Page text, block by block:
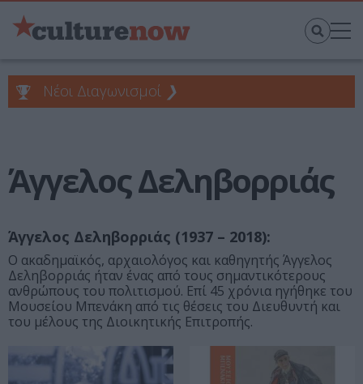
Νέοι Διαγωνισμοί ❯
Άγγελος Δεληβορριάς
Άγγελος Δεληβορριάς (1937 – 2018):
Ο ακαδημαϊκός, αρχαιολόγος και καθηγητής Άγγελος
Δεληβορριάς ήταν ένας από τους σημαντικότερους
ανθρώπους του πολιτισμού. Επί 45 χρόνια ηγήθηκε του
Μουσείου Μπενάκη από τις θέσεις του Διευθυντή και
του μέλους της Διοικητικής Επιτροπής.